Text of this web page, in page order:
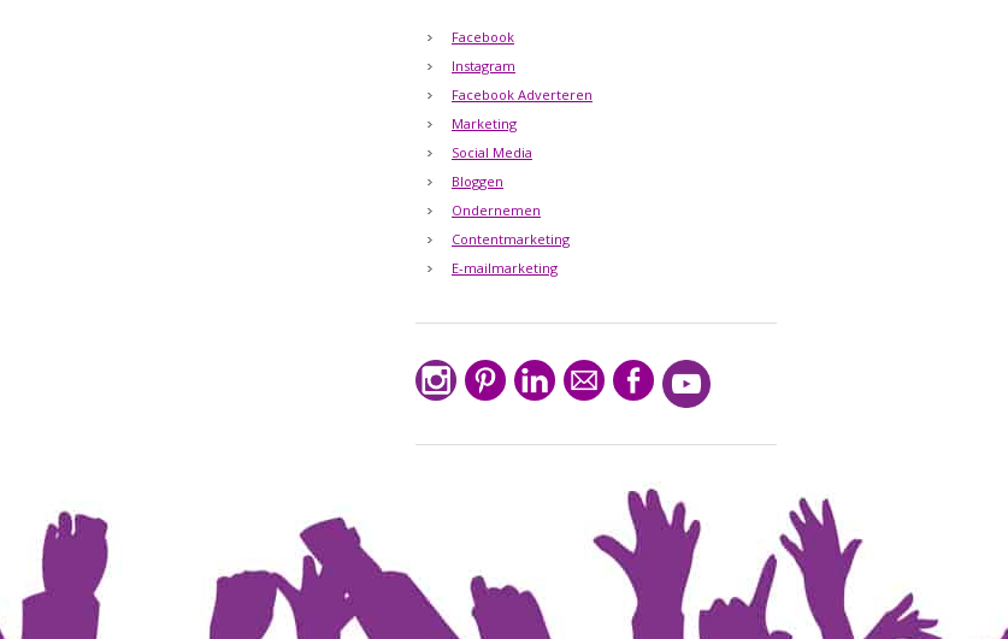
Facebook
Instagram
Facebook Adverteren
Marketing
Social Media
Bloggen
Ondernemen
Contentmarketing
E-mailmarketing